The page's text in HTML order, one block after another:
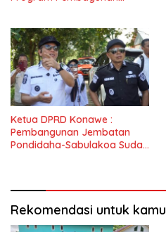
Ketua DPRD Konawe :
Pembangunan Jembatan
Pondidaha-Sabulakoa Sudah
Rekomendasi untuk kamu